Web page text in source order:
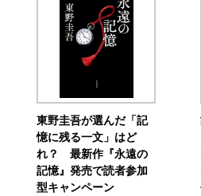
東野圭吾が選んだ「記
憶に残る一文」はど
れ？ 最新作『永遠の
記憶』発売で読者参加
型キャンペーン